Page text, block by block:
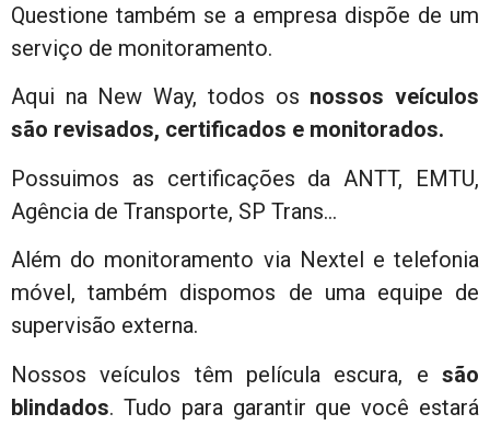
Questione também se a empresa dispõe de um
serviço de monitoramento.
Aqui na New Way, todos os nossos veículos
são revisados, certificados e monitorados.
Possuimos as certificações da ANTT, EMTU,
Agência de Transporte, SP Trans…
Além do monitoramento via Nextel e telefonia
móvel, também dispomos de uma equipe de
supervisão externa.
Nossos veículos têm película escura, e são
blindados. Tudo para garantir que você estará